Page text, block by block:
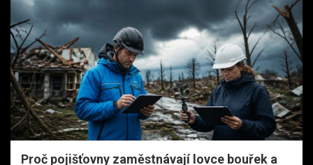
Proč pojišťovny zaměstnávají lovce bouřek a